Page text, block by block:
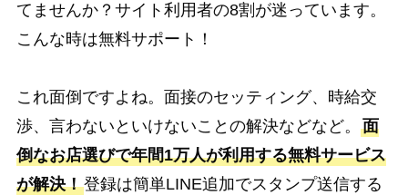
てませんか？サイト利用者の8割が迷っています。
こんな時は無料サポート！
これ面倒ですよね。面接のセッティング、時給交
渉、言わないといけないことの解決などなど。 面
倒なお店選びで年間1万人が利用する無料サービス
が解決！登録は簡単LINE追加でスタンプ送信する